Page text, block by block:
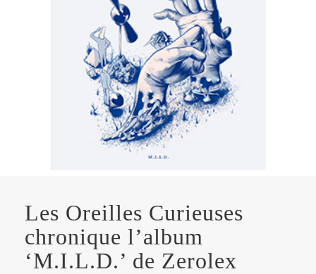
Les Oreilles Curieuses
chronique l’album
‘M.I.L.D.’ de Zerolex